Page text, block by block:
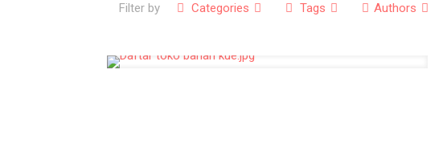
Filter by Categories Tags Authors